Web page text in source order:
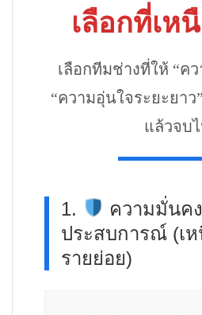
เลือกที่เห
เลือกทีมช่างที่ให้ “ค
“ความอุ่นใจระยะยา
แล้วจบ
1.
ความมั่นค
ประสบการณ์ (เห
รายย่อย)